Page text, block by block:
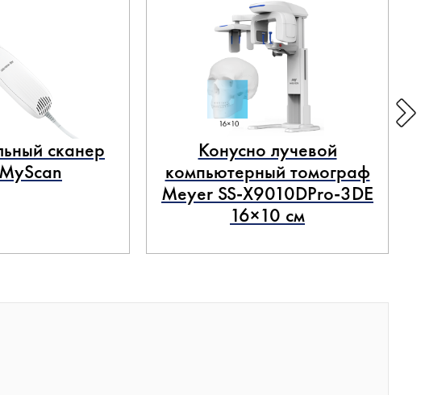
сканер
Конусно лучевой
компьютерный томограф
Meyer SS-X9010DPro-3DE
16×10 см